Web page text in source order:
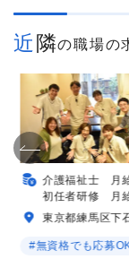
近隣の職場の
介護福祉士 月
初任者研修 月
東京都練馬区下
#無資格でも応募